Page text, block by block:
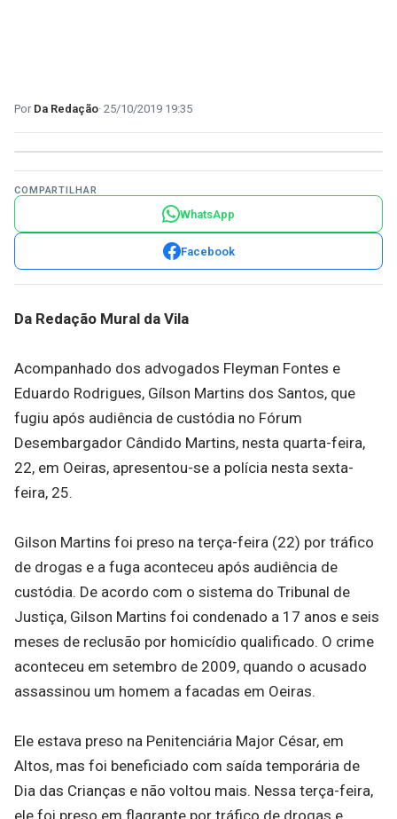
Da Redação 25/10/2019 19:35
COMPARTILHAR
WhatsApp
Facebook
Da Redação Mural da Vila
Acompanhado dos advogados Fleyman Fontes e
Eduardo Rodrigues, Gílson Martins dos Santos, que
fugiu após audiência de custódia no Fórum
Desembargador Cândido Martins, nesta quarta-feira,
22, em Oeiras, apresentou-se a polícia nesta sexta-
feira, 25.
Gilson Martins foi preso na terça-feira (22) por tráfico
de drogas e a fuga aconteceu após audiência de
custódia. De acordo com o sistema do Tribunal de
Justiça, Gilson Martins foi condenado a 17 anos e seis
meses de reclusão por homicídio qualificado. O crime
aconteceu em setembro de 2009, quando o acusado
assassinou um homem a facadas em Oeiras.
Ele estava preso na Penitenciária Major César, em
Altos, mas foi beneficiado com saída temporária de
Dia das Crianças e não voltou mais. Nessa terça-feira,
ele foi preso em flagrante por tráfico de drogas e